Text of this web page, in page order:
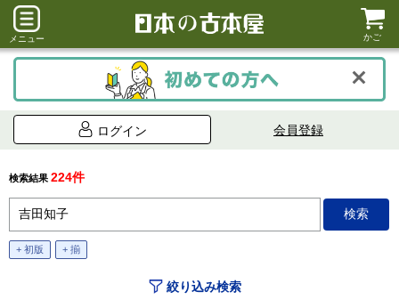
メニュー かご
ログイン 会員登録
検索結果 224件
+ 初版 + 揃
絞り込み検索